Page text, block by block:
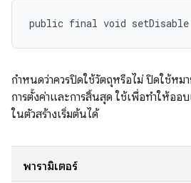
public final void setDisable
กำหนดว่าควรปิดใช้วัตถุหรือไม่ ปิดใช้หม
การตั้งค่าและการสิ้นสุด ใช้เพื่อทำให้ออ
ในตัวสร้างเริ่มต้นได้
พารามิเตอร์